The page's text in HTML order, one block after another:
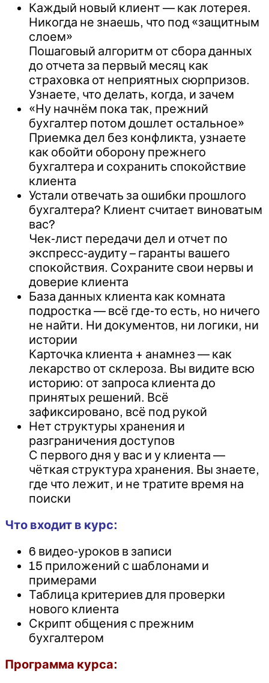
Каждый новый клиент — как лотерея.
Никогда не знаешь, что под «защитным
слоем»
Пошаговый алгоритм от сбора данных
до отчета за первый месяц как
страховка от неприятных сюрпризов.
Узнаете, что делать, когда, и зачем
«Ну начнём пока так, прежний
бухгалтер потом дошлет остальное»
Приемка дел без конфликта, узнаете
как обойти оборону прежнего
бухгалтера и сохранить спокойствие
клиента
Устали отвечать за ошибки прошлого
бухгалтера? Клиент считает виноватым
вас?
Чек-лист передачи дел и отчет по
экспресс-аудиту – гаранты вашего
спокойствия. Сохраните свои нервы и
доверие клиента
База данных клиента как комната
подростка — всё где-то есть, но ничего
не найти. Ни документов, ни логики, ни
истории
Карточка клиента + анамнез — как
лекарство от склероза. Вы видите всю
историю: от запроса клиента до
принятых решений. Всё
зафиксировано, всё под рукой
Нет структуры хранения и
разграничения доступов
С первого дня у вас и у клиента —
чёткая структура хранения. Вы знаете,
где что лежит, и не тратите время на
поиски
Что входит в курс:
6 видео-уроков в записи
15 приложений с шаблонами и
примерами
Таблица критериев для проверки
нового клиента
Скрипт общения с прежним
бухгалтером
Программа курса: